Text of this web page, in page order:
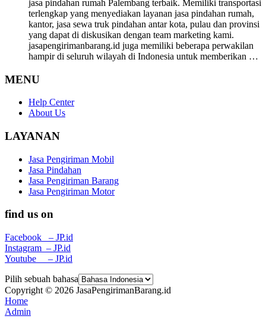
jasa pindahan rumah Palembang terbaik. Memiliki transportasi
terlengkap yang menyediakan layanan jasa pindahan rumah,
kantor, jasa sewa truk pindahan antar kota, pulau dan provinsi
yang dapat di diskusikan dengan team marketing kami.
jasapengirimanbarang.id juga memiliki beberapa perwakilan
hampir di seluruh wilayah di Indonesia untuk memberikan …
MENU
Help Center
About Us
LAYANAN
Jasa Pengiriman Mobil
Jasa Pindahan
Jasa Pengiriman Barang
Jasa Pengiriman Motor
find us on
Facebook – JP.id
Instagram – JP.id
Youtube – JP.id
Pilih sebuah bahasa
Copyright © 2026 JasaPengirimanBarang.id
Home
Admin